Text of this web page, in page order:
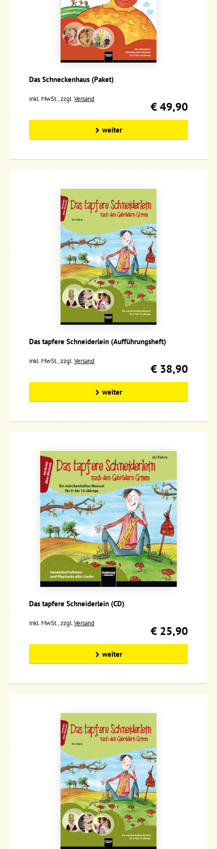
Das Schneckenhaus (Paket)
inkl. MwSt., zzgl.Versand
€ 49,90
weiter
Das tapfere Schneiderlein (Aufführungsheft)
inkl. MwSt., zzgl.Versand
€ 38,90
weiter
Das tapfere Schneiderlein (CD)
inkl. MwSt., zzgl.Versand
€ 25,90
weiter